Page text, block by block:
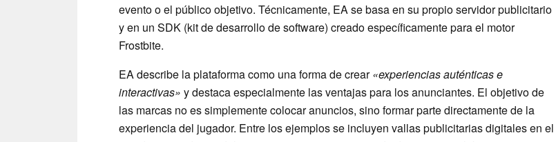
evento o el público objetivo. Técnicamente, EA se basa en su propio servidor publicitario
y en un SDK (kit de desarrollo de software) creado específicamente para el motor
Frostbite.
EA describe la plataforma como una forma de crear«experiencias auténticas e
interactivas» y destaca especialmente las ventajas para los anunciantes. El objetivo de
las marcas no es simplemente colocar anuncios, sino formar parte directamente de la
experiencia del jugador. Entre los ejemplos se incluyen vallas publicitarias digitales en el